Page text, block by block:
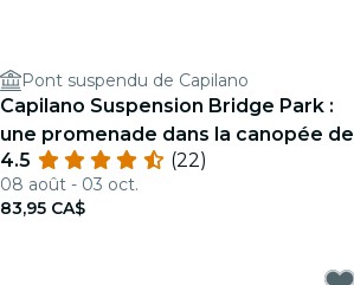
Pont suspendu de Capilano
Capilano Suspension Bridge Park :
une promenade dans la canopée de
la forêt tropicale
4.5 (22)
08 août - 03 oct.
83,95 CA$